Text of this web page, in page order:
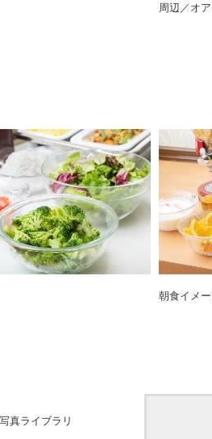
周辺／オ
朝食イメ
写真ライブラリ